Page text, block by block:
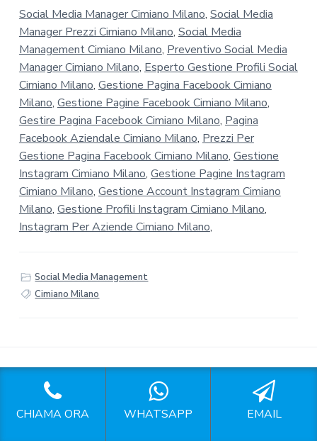
Social Media Manager Cimiano Milano, Social Media
Manager Prezzi Cimiano Milano, Social Media
Management Cimiano Milano, Preventivo Social Media
Manager Cimiano Milano, Esperto Gestione Profili Social
Cimiano Milano, Gestione Pagina Facebook Cimiano
Milano, Gestione Pagine Facebook Cimiano Milano,
Gestire Pagina Facebook Cimiano Milano, Pagina
Facebook Aziendale Cimiano Milano, Prezzi Per
Gestione Pagina Facebook Cimiano Milano, Gestione
Instagram Cimiano Milano, Gestione Pagine Instagram
Cimiano Milano, Gestione Account Instagram Cimiano
Milano, Gestione Profili Instagram Cimiano Milano,
Instagram Per Aziende Cimiano Milano,
Social Media Management
Cimiano Milano
Seguici sui Social
CHIAMA ORA
WHATSAPP EMAIL